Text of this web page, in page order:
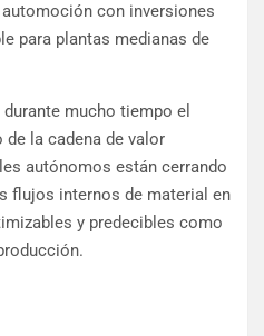
con inversiones
para plantas medianas de
mucho tiempo el
la cadena de valor
autónomos están cerrando
flujos internos de material en
y predecibles como